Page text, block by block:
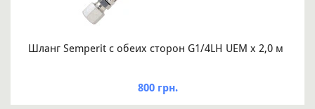
Шланг Semperit с обеих сторон G1/4LH UEM x 2,0 м
800 грн.